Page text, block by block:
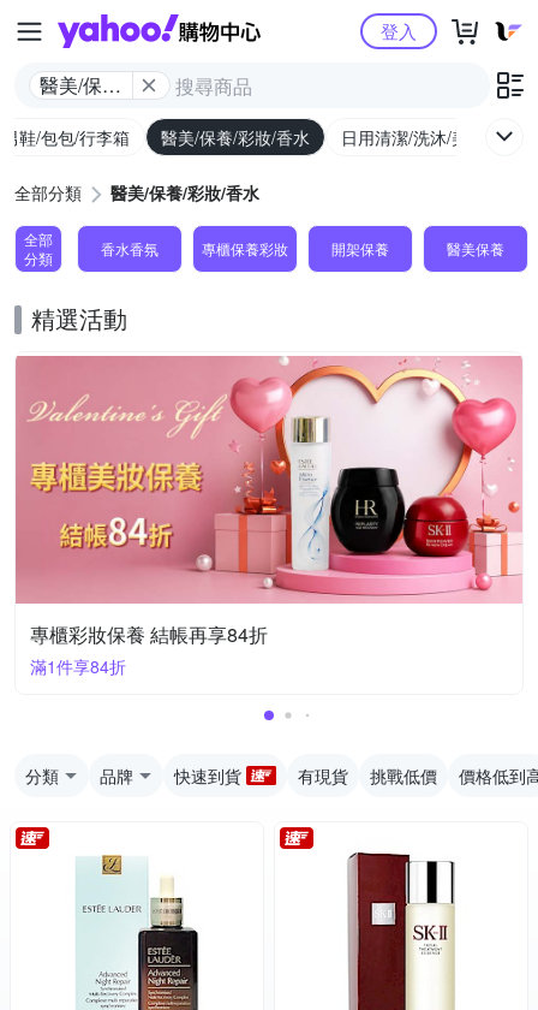
Yahoo購物中心
醫美/保養/
登入
鞋/包包/行李箱 醫美/保養/彩妝/香水 日用清潔/洗沐/美髮
全部分類 醫美/保養/彩妝/香水
全部
分類
香水香氛 專櫃保養彩妝 開架保養 醫美保養
精選活動
專櫃彩妝保養 結帳再享84折
滿1件享84折
分類 品牌 快速到貨 有現貨 挑戰低價 價格低到